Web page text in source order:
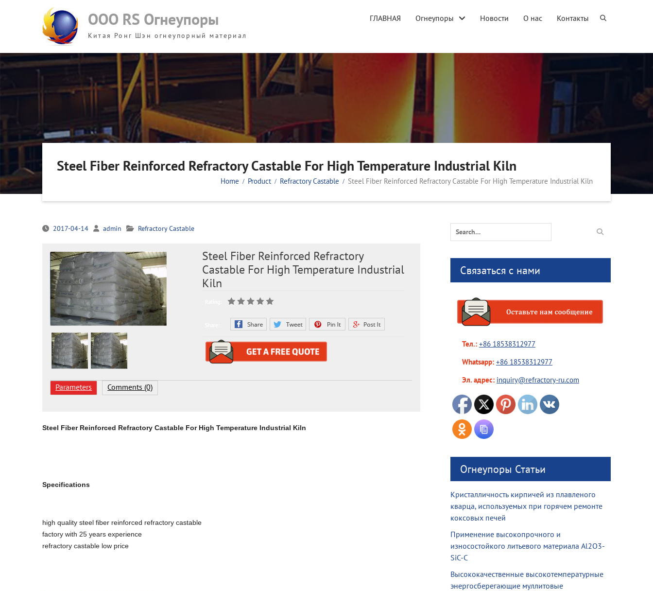
ООО RS Огнеупоры
Китая Ронг Шэн огнеупорный материал
ГЛАВНАЯ Огнеупоры Новости О нас Контакты
Steel Fiber Reinforced Refractory Castable For High Temperature Industrial Kiln
Home Product Refractory Castable Steel Fiber Reinforced Refractory Castable For High Temperature Industrial Kiln
2017-04-14 admin Refractory Castable
Steel Fiber Reinforced Refractory
Castable For High Temperature Industrial
Kiln
Parameters Comments (0)
Steel Fiber Reinforced Refractory Castable For High Temperature Industrial Kiln
Specifications
high quality steel fiber reinforced refractory castable
factory with 25 years experience
refractory castable low price
Search
for:
Связаться с нами
Тел.: +86 18538312977
Whatsapp: +86 18538312977
Эл. адрес: inquiry@refractory-ru.com
Огнеупоры Статьи
Кристалличность кирпичей из плавленого
кварца, используемых при горячем ремонте
коксовых печей
Применение высокопрочного и
износостойкого литьевого материала Al2O3-
SiC-C
Высококачественные высокотемпературные
энергосберегающие муллитовые